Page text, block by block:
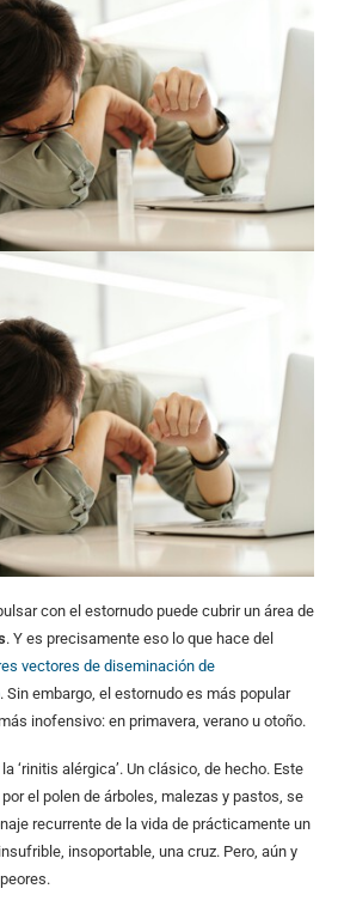
con el estornudo puede cubrir un área de
. Y es precisamente eso lo que hace del
vectores de diseminación de
. Sin embargo, el estornudo es más popular
inofensivo: en primavera, verano u otoño.
‘rinitis alérgica’. Un clásico, de hecho. Este
el polen de árboles, malezas y pastos, se
recurrente de la vida de prácticamente un
insoportable, una cruz. Pero, aún y